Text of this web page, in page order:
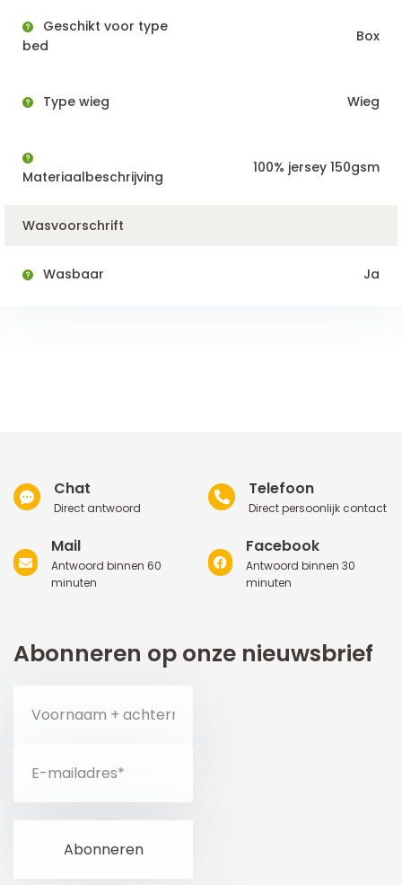
Geschikt voor type
bed
Box
Type wieg Wieg
Materiaalbeschrijving
100% jersey 150gsm
Wasvoorschrift
Wasbaar Ja
Chat
Direct antwoord
Telefoon
Direct persoonlijk contact
Mail
Antwoord binnen 60
minuten
Facebook
Antwoord binnen 30
minuten
Abonneren op onze nieuwsbrief